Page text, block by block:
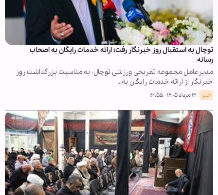
توچال به استقبال روز خبرنگار رفت؛ ارائه خدمات رایگان به اصحاب
رسانه
مدیرعامل مجموعه تفریحی ورزشی توچال، به مناسبت بزرگداشت روز
خبرنگار از ارائه خدمات رایگان به…
خبر ۱۴ مرداد ۱۴۰۵ - ۱۶:۵۵